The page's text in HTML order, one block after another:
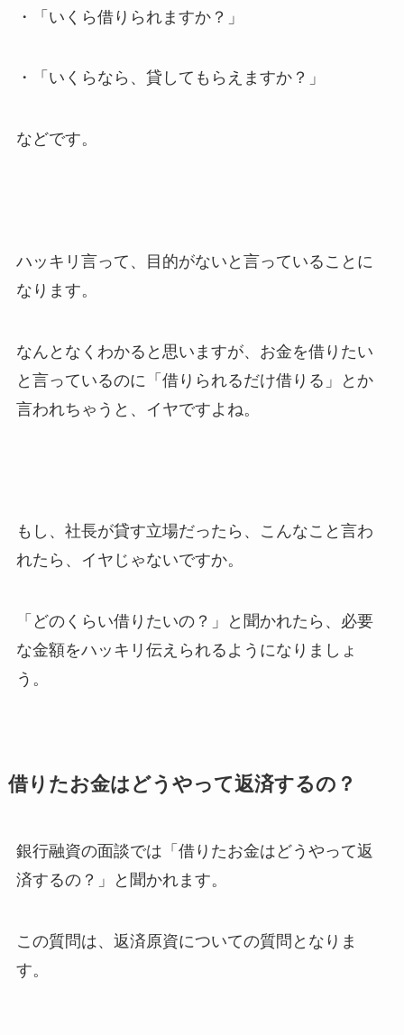
・「いくら借りられますか？」
・「いくらなら、貸してもらえますか？」
などです。
ハッキリ言って、目的がないと言っていることに
なります。
なんとなくわかると思いますが、お金を借りたい
と言っているのに「借りられるだけ借りる」とか
言われちゃうと、イヤですよね。
もし、社長が貸す立場だったら、こんなこと言わ
れたら、イヤじゃないですか。
「どのくらい借りたいの？」と聞かれたら、必要
な金額をハッキリ伝えられるようになりましょ
う。
借りたお金はどうやって返済するの？
銀行融資の面談では「借りたお金はどうやって返
済するの？」と聞かれます。
この質問は、返済原資についての質問となりま
す。